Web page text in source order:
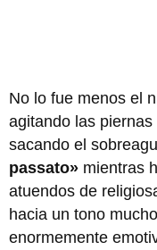
No lo fue menos el
agitando las
sacando el
passato» mientras
atuendos de
hacia un tono
enormemente